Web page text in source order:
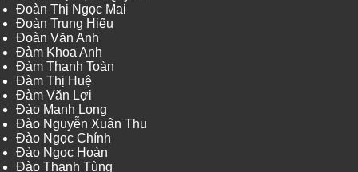
Đoàn Thị Ngọc Mai
Đoàn Trung Hiếu
Đoàn Văn Anh
Đàm Khoa Anh
Đàm Thanh Toàn
Đàm Thị Huệ
Đàm Văn Lợi
Đào Mạnh Long
Đào Nguyễn Xuân Thu
Đào Ngọc Chính
Đào Ngọc Hoàn
Đào Thanh Tùng